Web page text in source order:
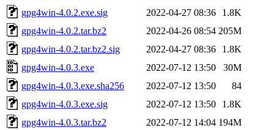
gpg4win-4.0.2.exe.sig
2022-04-27 08:36
1.8K
gpg4win-4.0.2.tar.bz2
2022-04-26 08:54 205M
gpg4win-4.0.2.tar.bz2.sig
2022-04-27 08:36
1.8K
gpg4win-4.0.3.exe
2022-07-12 13:50
30M
gpg4win-4.0.3.exe.sha256
2022-07-12 13:50
84
gpg4win-4.0.3.exe.sig
2022-07-12 13:50
1.8K
gpg4win-4.0.3.tar.bz2
2022-07-12 14:04 194M